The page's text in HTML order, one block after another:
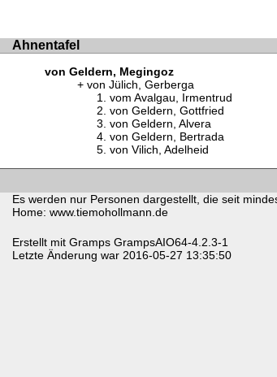
Ahnentafel
von Geldern, Megingoz
von Jülich, Gerberga
vom Avalgau, Irmentrud
von Geldern, Gottfried
von Geldern, Alvera
von Geldern, Bertrada
von Vilich, Adelheid
Es werden nur Personen dargestellt, die seit
Home: www.tiemohollmann.de
Erstellt mit Gramps GrampsAIO64-4.2.3-1
Letzte Änderung war 2016-05-27 13:35:50